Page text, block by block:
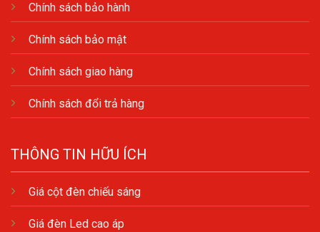
Chính sách bảo hành
Chính sách bảo mật
Chính sách giao hàng
Chính sách đổi trả hàng
THÔNG TIN HỮU ÍCH
Giá cột đèn chiếu sáng
Giá đèn Led cao áp